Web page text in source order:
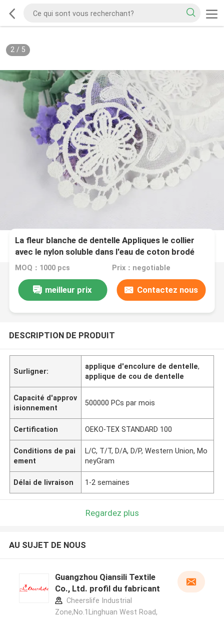
2/ 5
La fleur blanche de dentelle Appliques le collier
avec le nylon soluble dans l'eau de coton brodé
MOQ：1000 pcs Prix：negotiable
meilleur prix Contactez nous
DESCRIPTION DE PRODUIT
Surligner:
applique d'encolure de dentelle,
applique de cou de dentelle
Capacité d'approv
isionnement
500000 PCs par mois
Certification OEKO-TEX STANDARD 100
Conditions de pai
ement
L/C, T/T, D/A, D/P, Western Union, Mo
neyGram
Délai de livraison 1-2 semaines
Regardez plus
AU SUJET DE NOUS
Guangzhou Qiansili Textile
Co., Ltd. profil du fabricant
Cheerslife Industrial
Zone,No.1Linghuan West Road,